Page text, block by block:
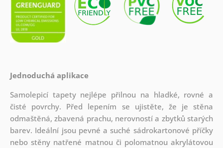
Jednoduchá aplikace
Samolepicí tapety nejlépe přilnou na hladké, rovné a
čisté povrchy. Před lepením se ujistěte, že je stěna
odmaštěná, zbavená prachu, nerovností a zbytků starých
barev. Ideální jsou pevné a suché sádrokartonové příčky
nebo stěny natřené matnou či polomatnou akrylátovou